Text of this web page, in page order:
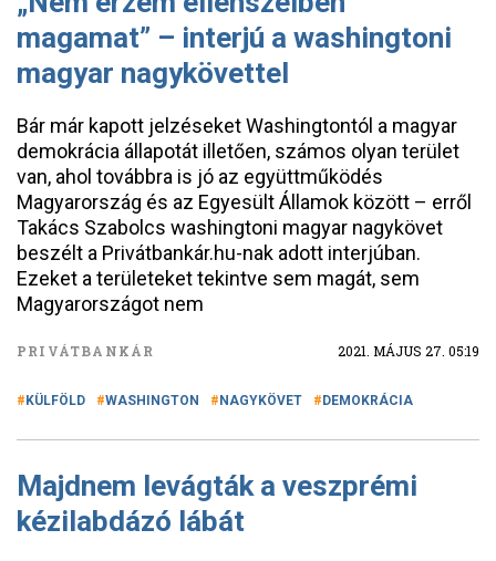
magamat” – interjú a washingtoni
magyar nagykövettel
Bár már kapott jelzéseket Washingtontól a magyar
demokrácia állapotát illetően, számos olyan terület
van, ahol továbbra is jó az együttműködés
Magyarország és az Egyesült Államok között – erről
Takács Szabolcs washingtoni magyar nagykövet
beszélt a Privátbankár.hu-nak adott interjúban.
Ezeket a területeket tekintve sem magát, sem
Magyarországot nem
PRIVÁTBANKÁR 2021. MÁJUS 27. 05:19
KÜLFÖLD WASHINGTON NAGYKÖVET DEMOKRÁCIA
Majdnem levágták a veszprémi
kézilabdázó lábát